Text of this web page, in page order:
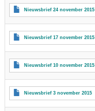
Nieuwsbrief 24 november 2015
Nieuwsbrief 17 november 2015
Nieuwsbrief 10 november 2015
Nieuwsbrief 3 november 2015